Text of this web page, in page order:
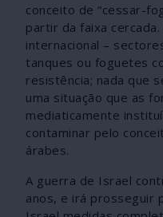
conceito de “cessar-
partir da faixa
internacional –
tanques ou foguetes
resistência; nada que
uma situação que as
mediaticamente
contaminar pelo
árabes.
A guerra de Israel
anos, e irá prosseguir